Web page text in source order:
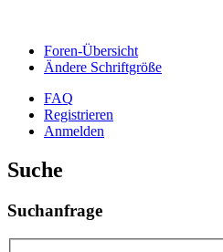
Foren-Übersicht
Ändere Schriftgröße
FAQ
Registrieren
Anmelden
Suche
Suchanfrage